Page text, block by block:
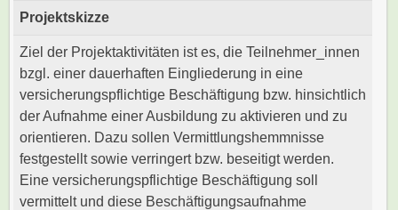
Projektskizze
Ziel der Projektaktivitäten ist es, die Teilnehmer_innen
bzgl. einer dauerhaften Eingliederung in eine
versicherungspflichtige Beschäftigung bzw. hinsichtlich
der Aufnahme einer Ausbildung zu aktivieren und zu
orientieren. Dazu sollen Vermittlungshemmnisse
festgestellt sowie verringert bzw. beseitigt werden.
Eine versicherungspflichtige Beschäftigung soll
vermittelt und diese Beschäftigungsaufnahme